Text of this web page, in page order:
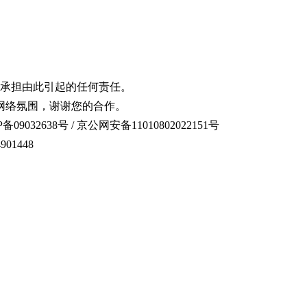
担由此引起的任何责任。
氛围，谢谢您的合作。
09032638号 / 京公网安备11010802022151号